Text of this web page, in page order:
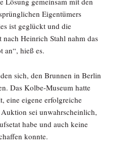
Eigentümers
ist geglückt und die
nach Heinrich Stahl nahm das
an“, hieß es.
sich, den Brunnen in Berlin
Das Kolbe-Museum hatte
eine eigene erfolgreiche
sei unwahrscheinlich,
habe und auch keine
konnte.